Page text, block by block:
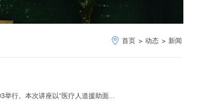
首页 > 动态 > 新闻
行。本次讲座以“医疗人道援助面...